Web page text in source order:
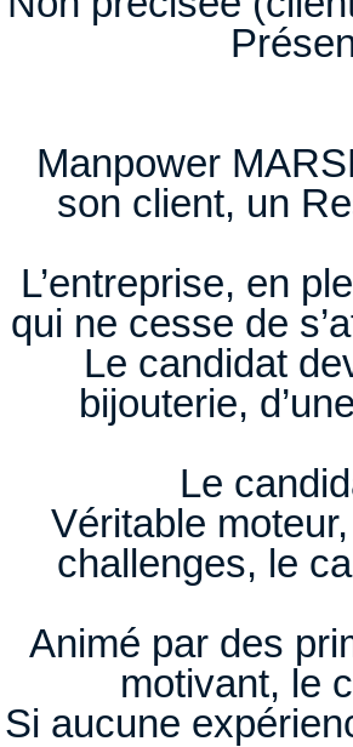
Manpower
son client, un
L’entreprise, en
qui ne cesse de
Le candidat
bijouterie,
Le
Véritable
challenges, le
Animé par des
motivant, le
Si aucune